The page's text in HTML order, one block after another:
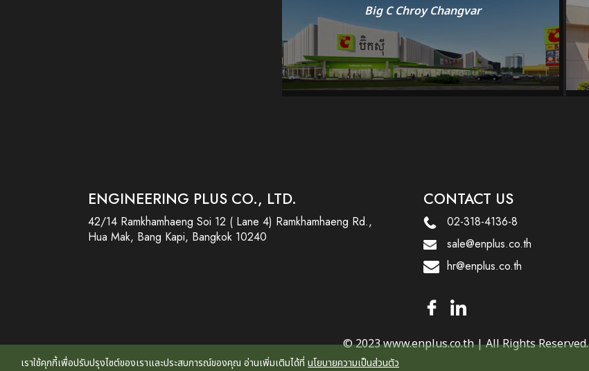
Big C Chroy Changvar
ENGINEERING PLUS CO., LTD.
42/14 Ramkhamhaeng Soi 12 ( Lane 4) Ramkhamhaeng Rd.,
Hua Mak, Bang Kapi, Bangkok 10240
CONTACT US
02-318-4136-8
sale@enplus.co.th
hr@enplus.co.th
© 2023 www.enplus.co.th | All Rights Reserved.
เราใช้คุกกี้เพื่อปรับปรุงไซต์ของเราและประสบการณ์ของคุณ อ่านเพิ่มเติมได้ที่ นโยบายความเป็นส่วนตัว